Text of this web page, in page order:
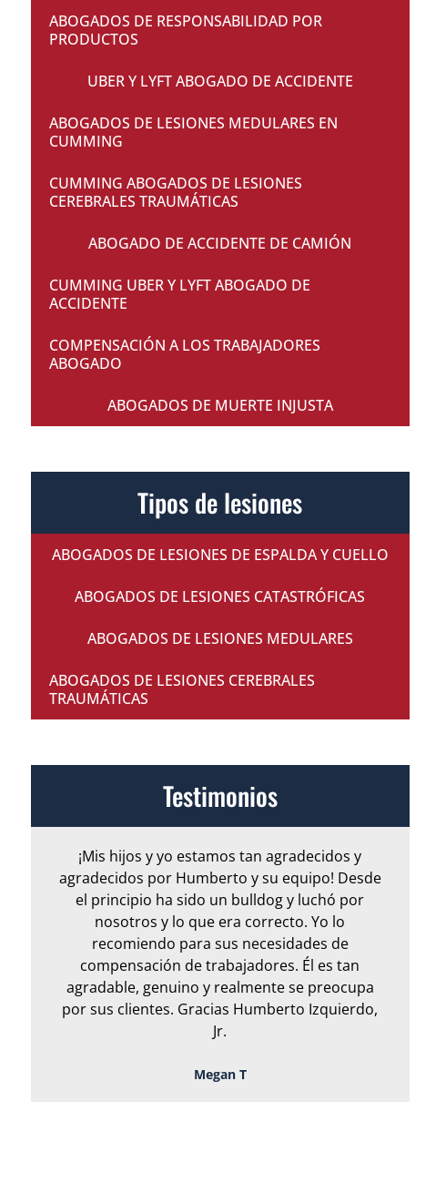
ABOGADOS DE RESPONSABILIDAD POR
PRODUCTOS
UBER Y LYFT ABOGADO DE ACCIDENTE
ABOGADOS DE LESIONES MEDULARES EN
CUMMING
CUMMING ABOGADOS DE LESIONES
CEREBRALES TRAUMÁTICAS
ABOGADO DE ACCIDENTE DE CAMIÓN
CUMMING UBER Y LYFT ABOGADO DE
ACCIDENTE
COMPENSACIÓN A LOS TRABAJADORES
ABOGADO
ABOGADOS DE MUERTE INJUSTA
Tipos de lesiones
ABOGADOS DE LESIONES DE ESPALDA Y CUELLO
ABOGADOS DE LESIONES CATASTRÓFICAS
ABOGADOS DE LESIONES MEDULARES
ABOGADOS DE LESIONES CEREBRALES
TRAUMÁTICAS
Testimonios
¡Mis hijos y yo estamos tan agradecidos y
agradecidos por Humberto y su equipo! Desde
el principio ha sido un bulldog y luchó por
nosotros y lo que era correcto. Yo lo
recomiendo para sus necesidades de
compensación de trabajadores. Él es tan
agradable, genuino y realmente se preocupa
por sus clientes. Gracias Humberto Izquierdo,
Jr.
Megan T